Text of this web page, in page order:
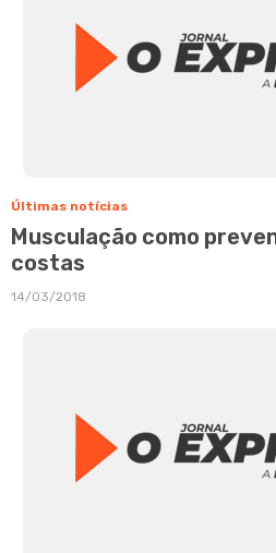
Últimas notícias
Musculação como
costas
14/03/2018